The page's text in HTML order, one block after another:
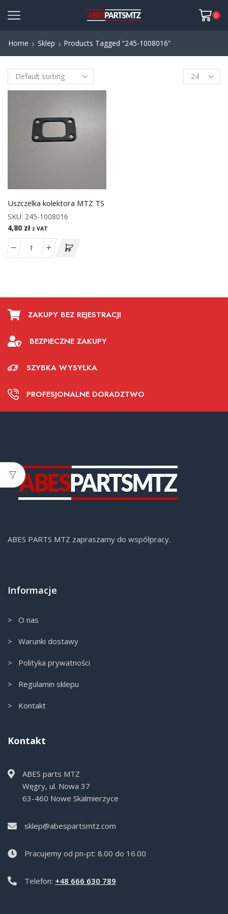
0
Home Sklep Products Tagged “245-1008016”
Uszczelka kolektora MTZ TS
SKU: 245-1008016
4,80 zł z VAT
ZAKUPY BEZ REJESTRACJI
BEZPIECZNE ZAKUPY
SZYBKA WYSYŁKA
PROFESJONALNE DORADZTWO
ABES PARTS MTZ zapraszamy do współpracy.
Informacje
> O nas
> Warunki dostawy
> Polityka prywatności
> Regulamin sklepu
> Kontakt
Kontakt
ABES parts MTZ
Węgry, ul. Nowa 37
63-460 Nowe Skalmierzyce
sklep@abespartsmtz.com
Pracujemy od pn-pt: 8.00 do 16.00
Telefon: +48 666 630 789